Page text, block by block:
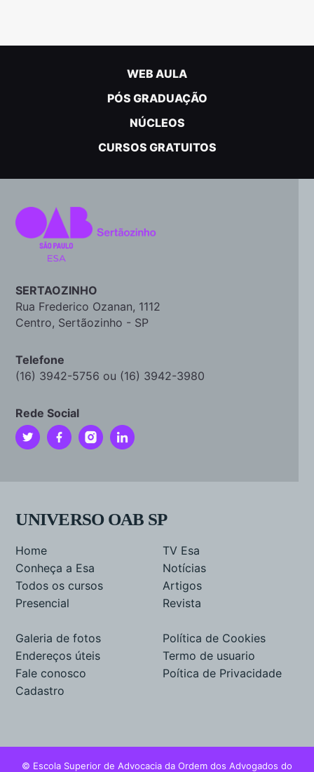
WEB AULA
PÓS GRADUAÇÃO
NÚCLEOS
CURSOS GRATUITOS
SERTAOZINHO
Rua Frederico Ozanan, 1112
Centro, Sertãozinho - SP
Telefone
(16) 3942-5756 ou (16) 3942-3980
Rede Social
UNIVERSO OAB SP
Home
Conheça a Esa
Todos os cursos
Presencial
TV Esa
Notícias
Artigos
Revista
Galeria de fotos
Endereços úteis
Fale conosco
Cadastro
Política de Cookies
Termo de usuario
Poítica de Privacidade
© Escola Superior de Advocacia da Ordem dos Advogados do